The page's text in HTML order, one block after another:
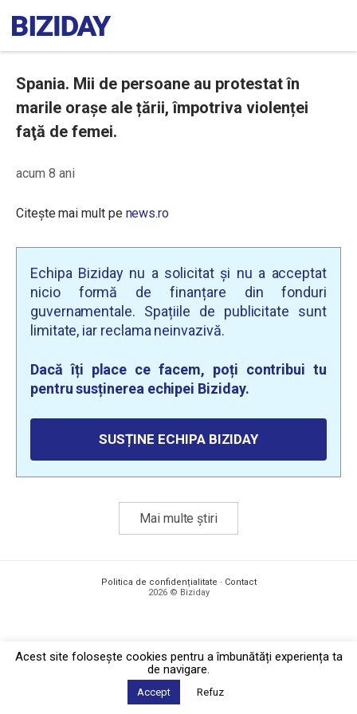
Spania. Mii de persoane au protestat în
marile orașe ale țării, împotriva violenței
faţă de femei.
acum 8 ani
Citește mai mult pe news.ro
Echipa Biziday nu a solicitat și nu a acceptat
nicio formă de finanțare din fonduri
guvernamentale. Spațiile de publicitate sunt
limitate, iar reclama neinvazivă.
Dacă îți place ce facem, poți contribui tu
pentru susținerea echipei Biziday.
SUSȚINE ECHIPA BIZIDAY
Mai multe știri
Politica de confidențialitate · Contact
2026 © Biziday
Acest site foloseşte cookies pentru a îmbunătăți experiența ta
de navigare.
Accept Refuz